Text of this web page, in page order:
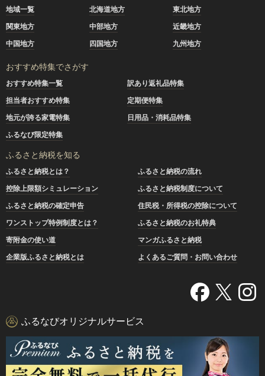
地域一覧 北海道地方
東北地方
関東地方
中部地方
近畿地方
中国地方
四国地方 九州地方
おすすめ特集でさがす
おすすめ特集一覧
訳あり返礼品特集
担当者おすすめ特集
定期便特集
地元が誇る家電特集
日用品・消耗品特集
ふるなび限定特集
ふるさと納税を知る
ふるさと納税とは？
ふるさと納税の流れ
控除上限額シミュレーション
ふるさと納税制度について
ふるさと納税の確定申告
住民税・所得税の控除について
ワンストップ特例制度とは？
ふるさと納税のお礼特典
寄附金の使い道
マンガふるさと納税
企業版ふるさと納税とは
よくあるご質問・お問い合わせ
ふるなびオリジナルサービス